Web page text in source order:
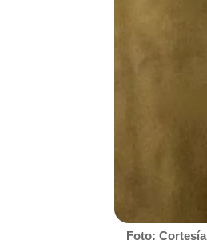
Foto: Cortesía